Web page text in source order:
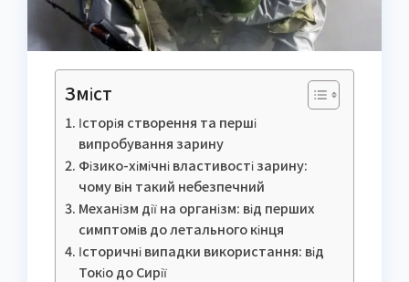
Зміст
Історія створення та перші
випробування зарину
Фізико-хімічні властивості зарину:
чому він такий небезпечний
Механізм дії на організм: від перших
симптомів до летального кінця
Історичні випадки використання: від
Токіо до Сирії